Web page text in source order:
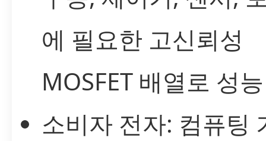
에 필요한 고신뢰성
MOSFET 배열로 성
소비자 전자: 컴퓨팅